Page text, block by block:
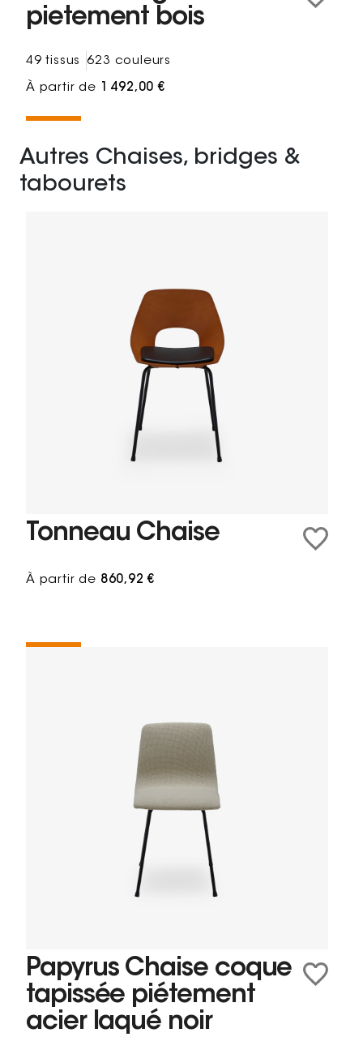
pietement bois
49 tissus 623 couleurs
À partir de 1 492,00 €
Autres Chaises, bridges &
tabourets
Tonneau Chaise
À partir de 860,92 €
Papyrus Chaise coque
tapissée piétement
acier laqué noir